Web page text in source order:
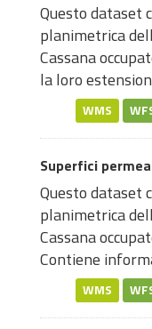
Questo dataset
planimetrica
Cassana
la loro
WMS
Superfici
Questo dataset
planimetrica
Cassana
Contiene
WMS